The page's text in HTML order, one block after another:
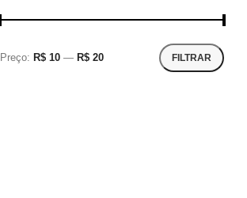
FILTRAR
Preço: R$ 10 — R$ 20